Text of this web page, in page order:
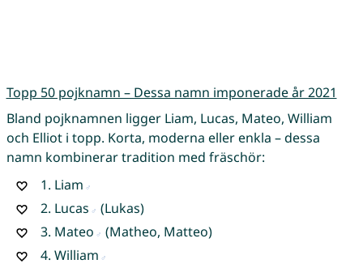
Topp 50 pojknamn – Dessa namn imponerade år 2021
Bland pojknamnen ligger Liam, Lucas, Mateo, William
och Elliot i topp. Korta, moderna eller enkla – dessa
namn kombinerar tradition med fräschör:
1. Liam
2. Lucas
(Lukas)
3. Mateo
(Matheo, Matteo)
4. William